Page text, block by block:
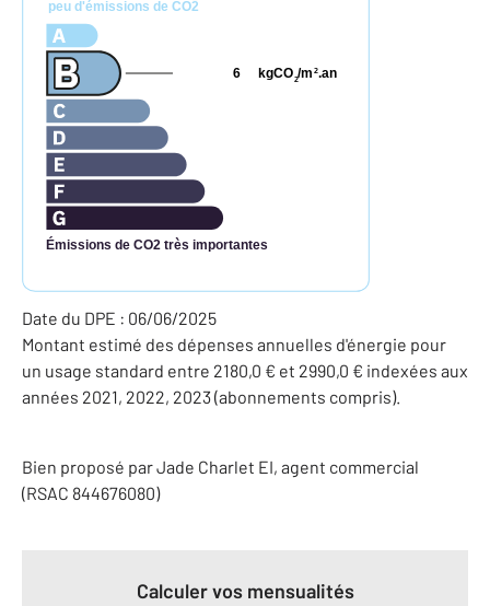
peu d'émissions de CO2
Émissions de CO2 très importantes
kgCO2/m 2.an
6
Date du DPE : 06/06/2025
Montant estimé des dépenses annuelles d'énergie pour
un usage standard entre 2180,0 € et 2990,0 € indexées aux
années 2021, 2022, 2023 (abonnements compris).
Bien proposé parJade Charlet EI, agent commercial
(RSAC 844676080)
Calculer vos mensualités